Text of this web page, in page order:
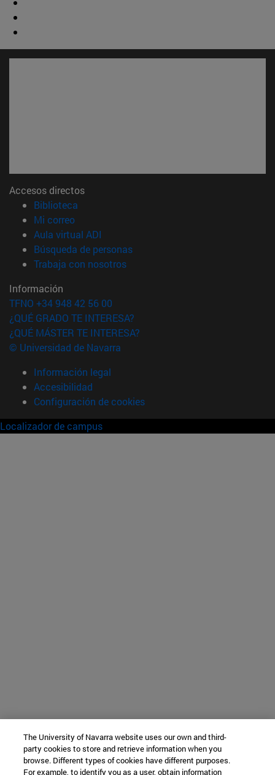
Accesos directos
Biblioteca
Mi correo(abre en nueva ventana)
Aula virtual ADI
Búsqueda de personas(abre en nueva ventana)
Trabaja con nosotros(abre en nueva ventana)
Información
TFNO +34 948 42 56 00
¿QUÉ GRADO TE INTERESA?
¿QUÉ MÁSTER TE INTERESA?
© Universidad de Navarra
Información legal
Accesibilidad
Configuración de cookies
Localizador de campus
The University of Navarra website uses our own and third-
party cookies to store and retrieve information when you
browse. Different types of cookies have different purposes.
For example, to identify you as a user, obtain information